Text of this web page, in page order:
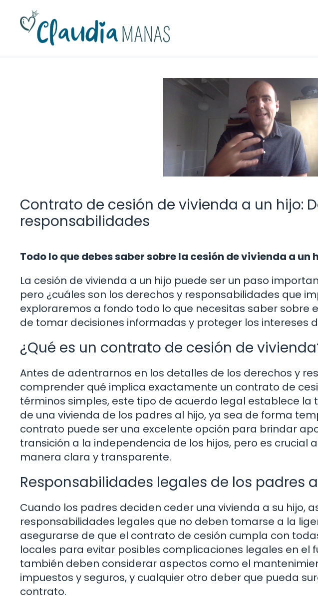
contenido
Contrato de cesión de vivienda a un hijo:
responsabilidades
Todo lo que debes saber sobre la cesión de vivienda a un
La cesión de vivienda a un hijo puede ser un paso
pero ¿cuáles son los derechos y responsabilidades que
exploraremos a fondo todo lo que necesitas saber sobre
de tomar decisiones informadas y proteger los intereses
¿Qué es un contrato de cesión de
Antes de adentrarnos en los detalles de los derechos y
comprender qué implica exactamente un contrato de
términos simples, este tipo de acuerdo legal establece
de una vivienda de los padres al hijo, ya sea de forma
contrato puede ser una excelente opción para brindar
transición a la independencia de los hijos, pero es crucial
manera clara y transparente.
Responsabilidades legales de los padres
Cuando los padres deciden ceder una vivienda a su hijo,
responsabilidades legales que no deben tomarse a la
asegurarse de que el contrato de cesión cumpla con
locales para evitar posibles complicaciones legales en el
también deben considerar aspectos como el
impuestos y seguros, y cualquier otro deber que pueda
contrato.